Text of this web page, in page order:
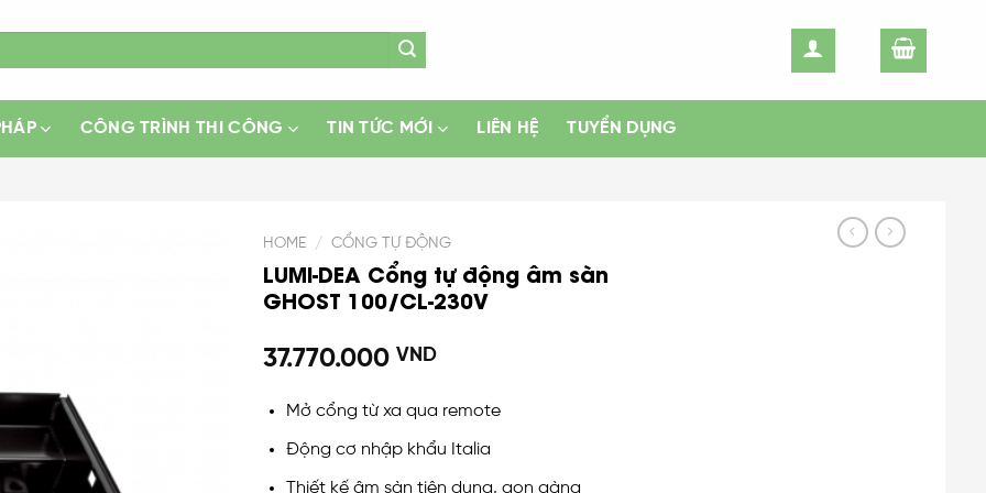
CÔNG TRÌNH THI CÔNG TIN TỨC MỚI LIÊN HỆ TUYỂN DỤNG
HOME / CỔNG TỰ ĐỘNG
LUMI-DEA Cổng tự động âm sàn
GHOST 100/CL-230V
37.770.000 VND
Mở cổng từ xa qua remote
Động cơ nhập khẩu Italia
Thiết kế âm sàn tiện dụng, gọn gàng